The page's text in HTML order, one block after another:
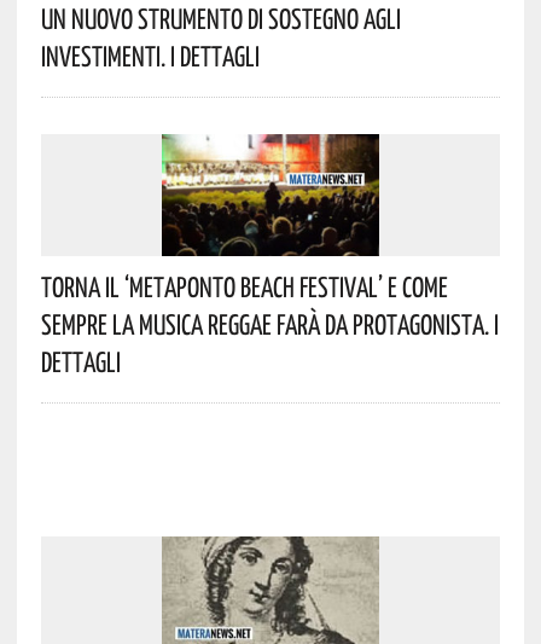
Un Nuovo Strumento Di Sostegno Agli
Investimenti. I Dettagli
Torna Il ‘Metaponto Beach Festival’ E Come
Sempre La Musica Reggae Farà Da Protagonista. I
Dettagli